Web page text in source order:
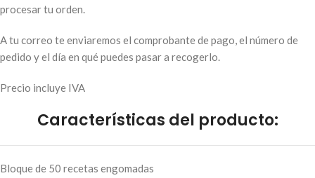
procesar tu orden.
A tu correo te enviaremos el comprobante de pago, el número de
pedido y el día en qué puedes pasar a recogerlo.
Precio incluye IVA
Características del producto:
Bloque de 50 recetas engomadas